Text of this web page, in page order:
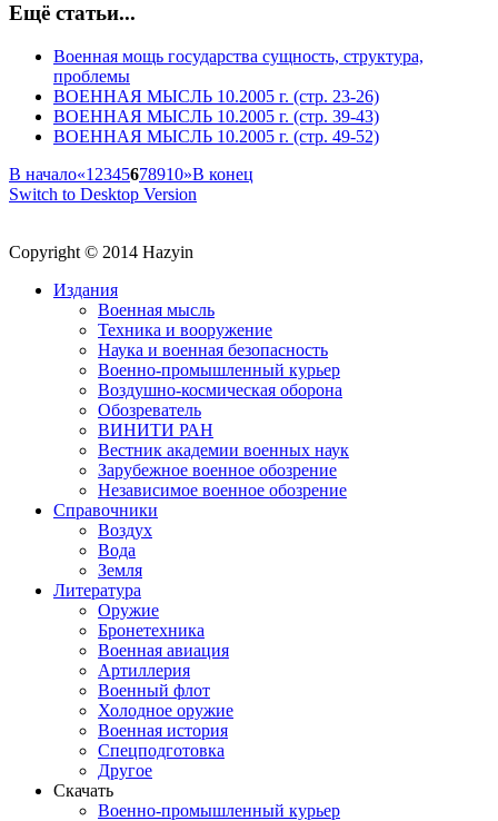
Ещё статьи...
Военная мощь государства сущность, структура,
проблемы
ВОЕННАЯ МЫСЛЬ 10.2005 г. (стр. 23-26)
ВОЕННАЯ МЫСЛЬ 10.2005 г. (стр. 39-43)
ВОЕННАЯ МЫСЛЬ 10.2005 г. (стр. 49-52)
В начало«1 2345678910»В конец
Switch to Desktop Version
Copyright © 2014 Hazyin
Издания
Военная мысль
Техника и вооружение
Наука и военная безопасность
Военно-промышленный курьер
Воздушно-космическая оборона
Обозреватель
ВИНИТИ РАН
Вестник академии военных наук
Зарубежное военное обозрение
Независимое военное обозрение
Справочники
Воздух
Вода
Земля
Литература
Оружие
Бронетехника
Военная авиация
Артиллерия
Военный флот
Холодное оружие
Военная история
Спецподготовка
Другое
Скачать
Военно-промышленный курьер